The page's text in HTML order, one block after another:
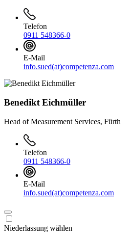
Telefon
0911 548366-0
E-Mail
info.sued(at)competenza.com
Benedikt Eichmüller
Head of Measurement Services, Fürth
Telefon
0911 548366-0
E-Mail
info.sued(at)competenza.com
Niederlassung wählen